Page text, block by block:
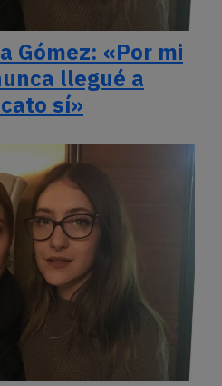
Gómez: «Por mi
llegué a
sí»